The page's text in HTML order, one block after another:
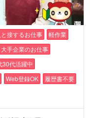
と接するお仕事
軽作業
大手企業のお仕事
30代活躍中
Web登録OK
履歴書不要